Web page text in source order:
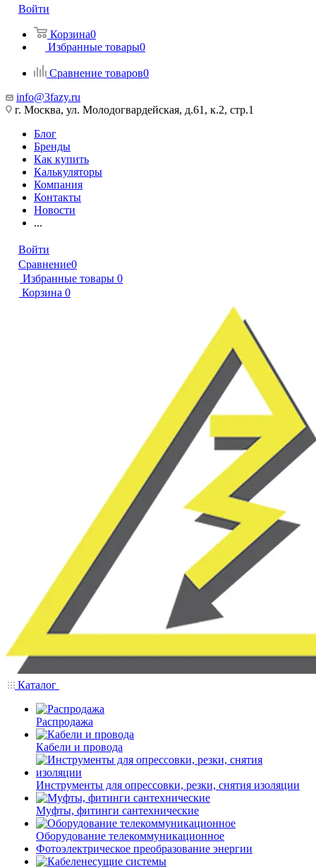
Войти
Корзина0
Избранные товары0
Сравнение товаров0
info@3fazy.ru
г. Москва, ул. Молодогвардейская, д.61, к.2, стр.1
Блог
Бренды
Как купить
Калькуляторы
Компания
Контакты
Новости
...
Войти
Сравнение0
Избранные товары 0
Корзина 0
Каталог
Распродажа
Кабели и провода
Инструменты для опрессовки, резки, снятия изоляции
Муфты, фитинги сантехнические
Оборудование телекоммуникационное
Фотоэлектрическое преобразование энергии